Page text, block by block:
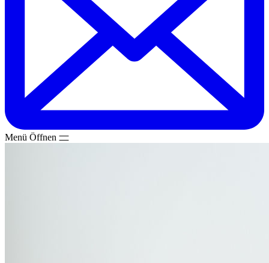
Menü Öffnen